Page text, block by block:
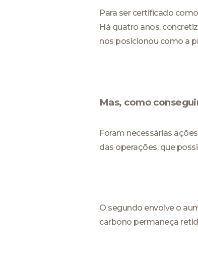
Para ser certificado
Há quatro anos,
nos posicionou como a
Mas, como
Foram necessárias
das operações, que
O segundo envolve o
carbono permaneça